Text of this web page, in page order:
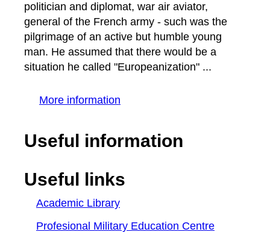
politician and diplomat, war air aviator,
general of the French army - such was the
pilgrimage of an active but humble young
man. He assumed that there would be a
situation he called "Europeanization" ...
More information
Useful information
Useful links
Academic Library
Profesional Military Education Centre